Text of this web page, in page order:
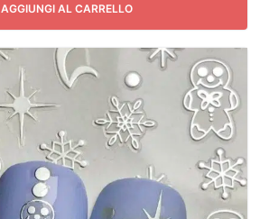
AGGIUNGI AL CARRELLO